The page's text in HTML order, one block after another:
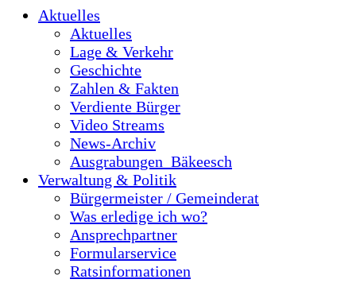
Aktuelles
Aktuelles
Lage & Verkehr
Geschichte
Zahlen & Fakten
Verdiente Bürger
Video Streams
News-Archiv
Ausgrabungen_Bäkeesch
Verwaltung & Politik
Bürgermeister / Gemeinderat
Was erledige ich wo?
Ansprechpartner
Formularservice
Ratsinformationen